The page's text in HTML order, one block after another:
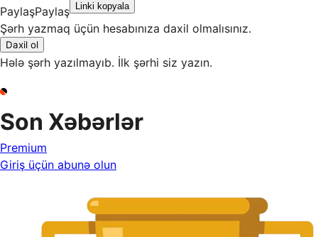
PaylaşPaylaş Linki kopyala
Şərh yazmaq üçün hesabınıza daxil olmalısınız.
Daxil ol
Hələ şərh yazılmayıb. İlk şərhi siz yazın.
Son Xəbərlər
Premium
Giriş üçün abunə olun